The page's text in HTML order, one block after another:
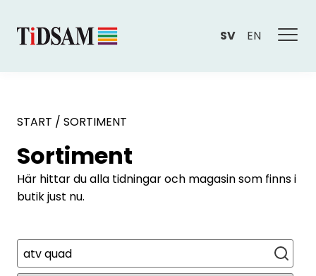
SV EN
START / SORTIMENT
Sortiment
Här hittar du alla tidningar och magasin som finns i
butik just nu.
Sök